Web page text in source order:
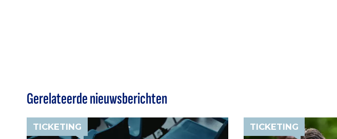
Gerelateerde nieuwsberichten
TICKETING TICKETING